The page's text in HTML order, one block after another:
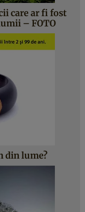
care ar fi fost
– FOTO
din lume?